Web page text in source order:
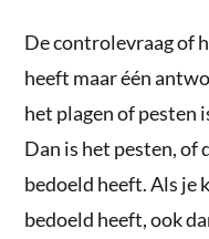
De controlevraag of
heeft maar één
het plagen of pesten
Dan is het pesten, of
bedoeld heeft. Als je
bedoeld heeft, ook